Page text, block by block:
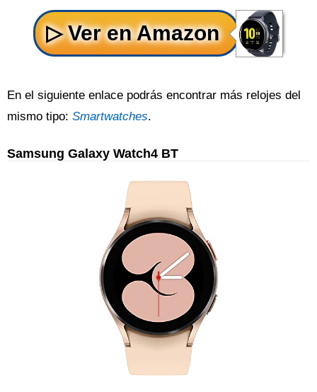
En el siguiente enlace podrás encontrar más relojes del
mismo tipo: Smartwatches.
Samsung Galaxy Watch4 BT